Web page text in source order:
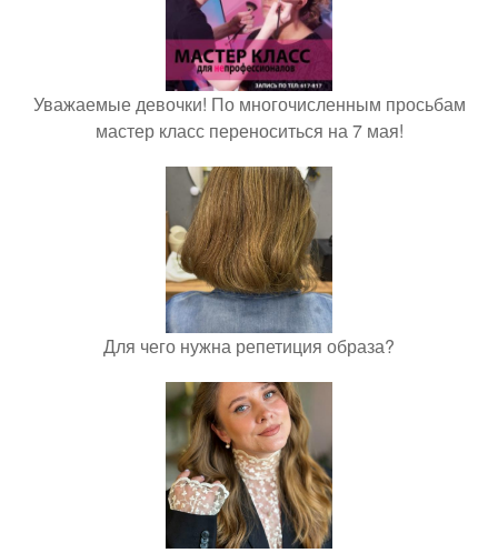
Уважаемые девочки! По многочисленным просьбам
мастер класс переноситься на 7 мая!
Для чего нужна репетиция образа?